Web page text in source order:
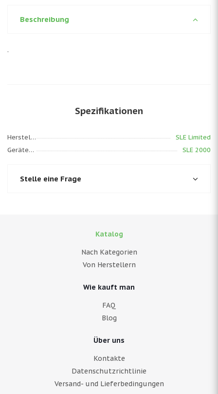
Beschreibung
.
Spezifikationen
Hersteller
SLE Limited
Gerätemodell
SLE 2000
Stelle eine Frage
Katalog
Nach Kategorien
Von Herstellern
Wie kauft man
FAQ
Blog
Über uns
Kontakte
Datenschutzrichtlinie
Versand- und Lieferbedingungen